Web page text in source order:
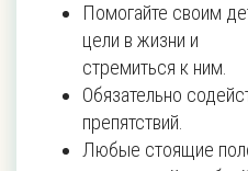
Помогайте своим
цели в жизни и
стремиться к ним.
Обязательно
препятствий.
Любые стоящие